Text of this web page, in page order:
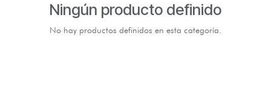
Ningún producto definido
No hay productos definidos en esta categoría.